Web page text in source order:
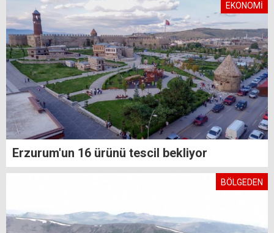
EKONOMİ
Erzurum'un 16 ürünü tescil bekliyor
BÖLGEDEN